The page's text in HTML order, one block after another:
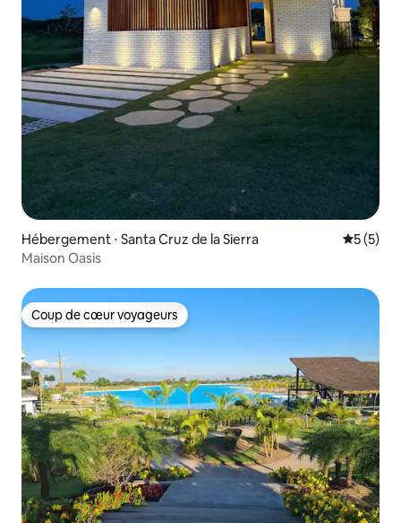
Hébergement ⋅ Santa Cruz de la Sierra
5 (5)
Maison Oasis
Coup de cœur voyageurs
Coup de cœur voyageurs